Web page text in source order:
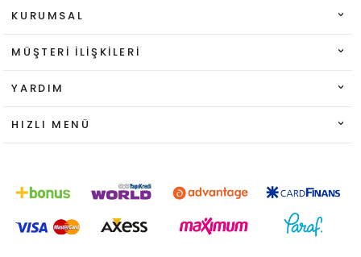
KURUMSAL
MÜŞTERI İLIŞKILERI
YARDIM
HIZLI MENÜ